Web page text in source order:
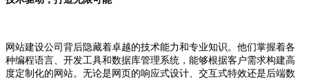
网站建设公司背后隐藏着卓越的技术能力和专业知识。他们掌握着各
种编程语言、开发工具和数据库管理系统，能够根据客户需求构建高
度定制化的网站。无论是网页的响应式设计、交互式特效还是后端数